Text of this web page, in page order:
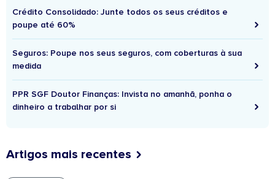
Crédito Consolidado: Junte todos os seus créditos e
poupe até 60%
Seguros: Poupe nos seus seguros, com coberturas à sua
medida
PPR SGF Doutor Finanças: Invista no amanhã, ponha o
dinheiro a trabalhar por si
Artigos mais recentes